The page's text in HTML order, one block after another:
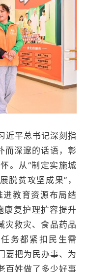
平总书记深刻指
而深邃的话语，彰
。从“制定实施城
脱贫攻坚成果”，
进教育资源布局结
康复护理扩容提升
灾救灾、食品药品
务都紧扣民生需
要把为民办事、为
百姓做了多少好事